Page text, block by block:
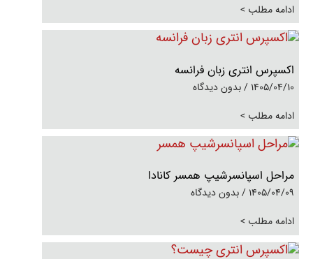
ادامه مطلب >
اکسپرس انتری زبان فرانسه
1405/04/10
بدون دیدگاه
ادامه مطلب >
مراحل اسپانسرشیپ همسر کانادا
1405/04/09
بدون دیدگاه
ادامه مطلب >